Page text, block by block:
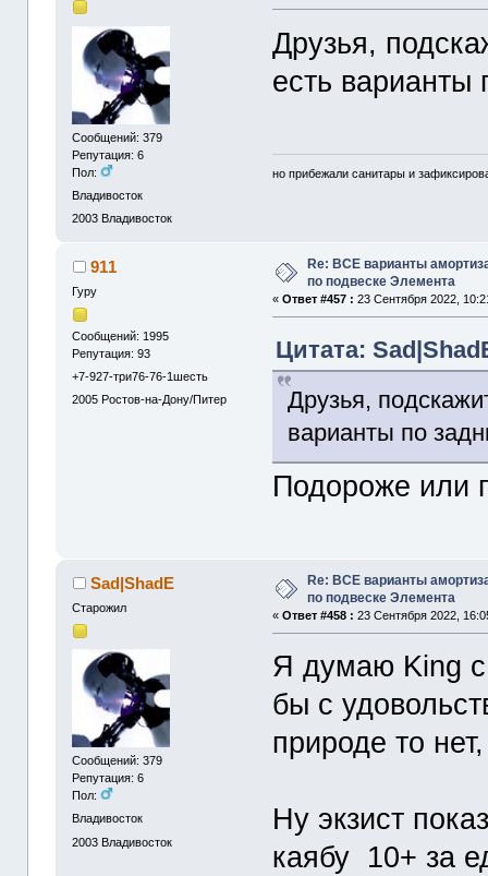
Сообщений: 379
Репутация: 6
Пол:
Владивосток
2003 Владивосток
Друзья,
есть
но прибежали санитары и
911
Гуру
Сообщений: 1995
Репутация: 93
+7-927-три76-76-1шесть
2005 Ростов-на-Дону/Питер
Re: ВСЕ варианты
по подвеске Элемента
«Ответ #457 : 23 Сентября 2022,
Цитата:
Друзья,
варианты по
Подороже или
Sad|ShadE
Старожил
Сообщений: 379
Репутация: 6
Пол:
Владивосток
2003 Владивосток
Re: ВСЕ варианты
по подвеске Элемента
«Ответ #458 : 23 Сентября 2022,
Я думаю King
бы с
природе то
Ну экзист
каябу 10+ за